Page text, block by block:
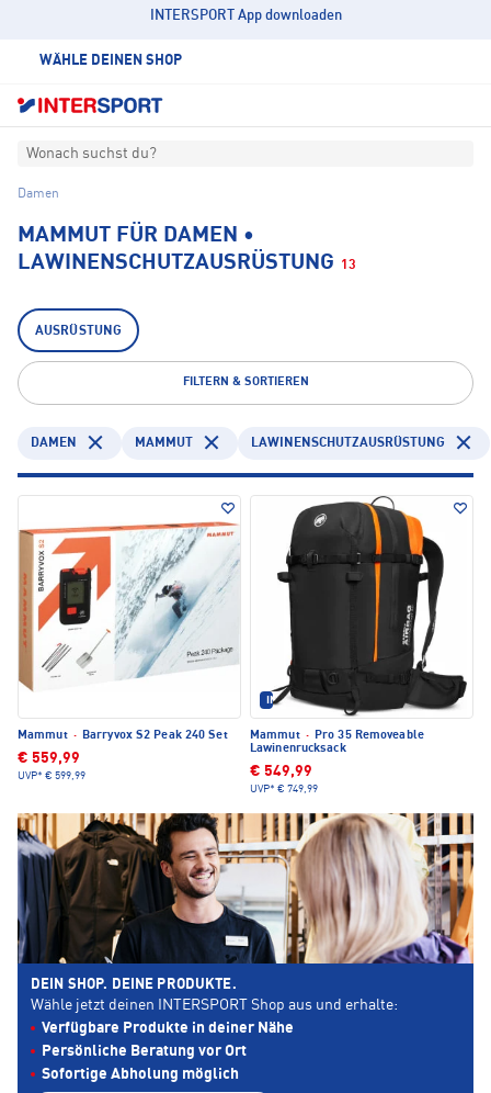
INTERSPORT App downloaden
WÄHLE DEINEN SHOP
Wonach suchst du?
Damen
MAMMUT FÜR DAMEN •
LAWINENSCHUTZAUSRÜSTUNG
13
AUSRÜSTUNG
FILTERN & SORTIEREN
DAMEN MAMMUT LAWINENSCHUTZAUSRÜSTUNG
Mammut · Barryvox S2 Peak 240 Set
€ 559,99
UVP* € 599,99
IM SET ERHÄLTLICH
Mammut ·
Pro 35 Removeable
Lawinenrucksack
€ 549,99
UVP* € 749,99
DEIN SHOP. DEINE PRODUKTE.
Wähle jetzt deinen INTERSPORT Shop aus und erhalte:
Verfügbare Produkte in deiner Nähe
Persönliche Beratung vor Ort
Sofortige Abholung möglich